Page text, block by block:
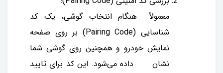
معمولاً هنگام انتخاب گوشی، یک کد
شناسایی (Pairing Code) بر روی صفحه
نمایش خودرو و همچنین روی گوشی شما
نشان داده می‌شود. این کد برای تایید